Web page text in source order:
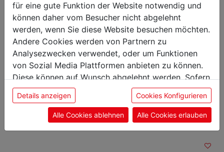
Gewicht: 0,06 kg
Klingenlänge: 10 cm
Das könnte Sie auch
interessieren
für eine gute Funktion der Website notwendig und
können daher vom Besucher nicht abgelehnt
werden, wenn Sie diese Website besuchen möchten.
Andere Cookies werden von Partnern zu
Analysezwecken verwendet, oder um Funktionen
von Sozial Media Plattformen anbieten zu können.
Diese können auf Wunsch abgelehnt werden. Sofern
sie unsere Webseite weiter nutzen, geben Sie
Einwilligung zu unseren Cookies.
Details anzeigen Cookies Konfigurieren
Alle Cookies ablehnen Alle Cookies erlauben